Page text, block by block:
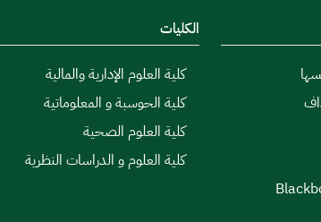
الكليات
كلية العلوم الإدارية والمالية
كلية الحوسبة و المعلوماتية
كلية العلوم الصحية
كلية العلوم و الدراسات النظرية